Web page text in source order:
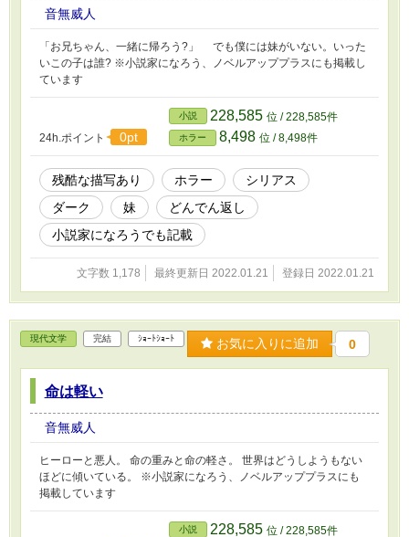
音無威人
「お兄ちゃん、一緒に帰ろう?」 でも僕には妹がいない。いった
いこの子は誰? ※小説家になろう、ノベルアッププラスにも掲載し
ています
24h.ポイント 0pt
小説 228,585 位 / 228,585件
ホラー 8,498 位 / 8,498件
残酷な描写あり ホラー
シリアス
ダーク
妹
どんでん返し
小説家になろうでも記載
文字数 1,178 最終更新日 2022.01.21 登録日 2022.01.21
現代文学 完結 ｼｮｰﾄｼｮｰﾄ お気に入りに追加 0
命は軽い
音無威人
ヒーローと悪人。 命の重みと命の軽さ。 世界はどうしようもない
ほどに傾いている。 ※小説家になろう、ノベルアッププラスにも
掲載しています
小説 228,585 位 / 228,585件